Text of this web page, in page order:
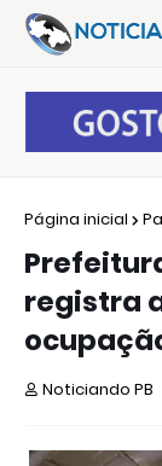
Página inicial
registra
Noticiando PB